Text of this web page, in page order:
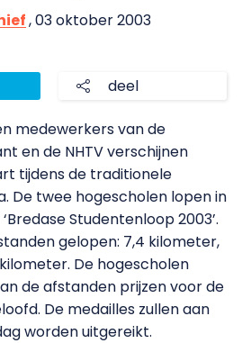
, 03 oktober 2003
deel
medewerkers van de
en de NHTV verschijnen
tijdens de traditionele
De twee hogescholen lopen in
Studentenloop 2003’.
gelopen: 7,4 kilometer,
De hogescholen
de afstanden prijzen voor de
De medailles zullen aan
worden uitgereikt.